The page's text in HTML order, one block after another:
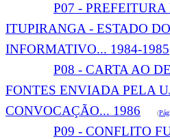
P07 -
ITUPIRANGA - ESTADO
INFORMATIVO... 1984-1985
P08 - CARTA AO
FONTES ENVIADA PELA
CONVOCAÇÃO... 1986 (
P09 - CONFLITO